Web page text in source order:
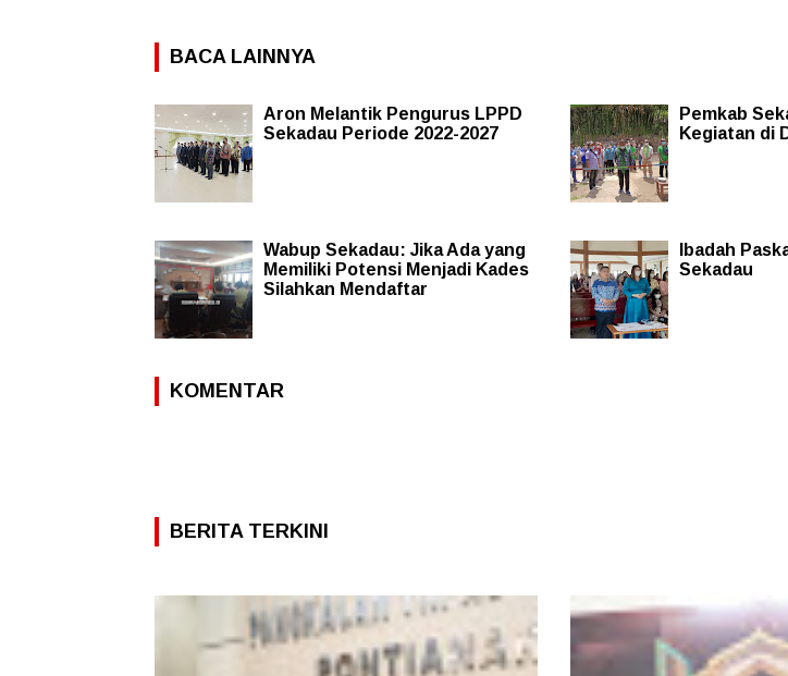
BACA LAINNYA
Aron Melantik Pengurus LPPD
Sekadau Periode 2022-2027
Pemkab
Kegiatan di
Wabup Sekadau: Jika Ada yang
Memiliki Potensi Menjadi Kades
Silahkan Mendaftar
Ibadah
Sekadau
KOMENTAR
BERITA TERKINI